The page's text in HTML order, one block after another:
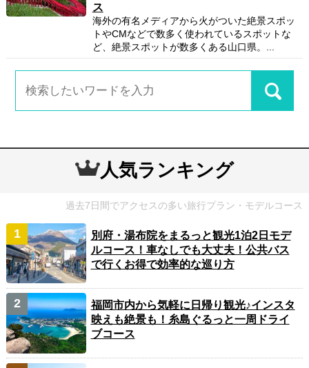
ス
海外の有名メディアから火がついた絶景スポッ
トやCMなどで数多く使われているスポットな
ど、絶景スポットが数多くある山口県。...
人気ランキング
過去7日間でアクセスの多い旅行プラン・モデルコース
別府・湯布院をまるっと観光1泊2日モデ
ルコース！車なしでも大丈夫！公共バス
で行くお得で効率的な巡り方
福岡市内から気軽に日帰り観光♪インスタ
映えも絶景も！糸島ぐるっと一周ドライ
ブコース